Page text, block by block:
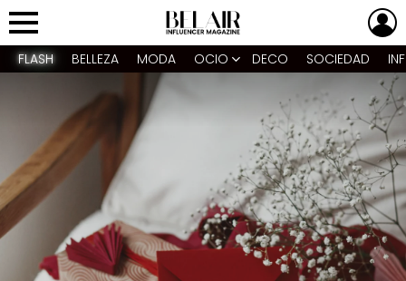
Menu
FLASH BELLEZA MODA OCIO DECO SOCIEDAD